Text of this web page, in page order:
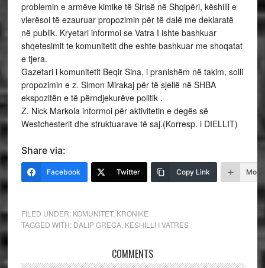
problemin e armëve kimike të Sirisë në Shqipëri, këshilli e
vlerësoi të ezauruar propozimin për të dalë me deklaratë
në publik. Kryetari informoi se Vatra I ishte bashkuar
shqetesimit te komunitetit dhe eshte bashkuar me shoqatat
e tjera.
Gazetari i komunitetit Beqir Sina, i pranishëm në takim, solli
propozimin e z. Simon Mirakaj për të sjellë në SHBA
ekspozitën e të përndjekurëve politik .
Z. Nick Markola informoi për aktivitetin e degës së
Westchesterit dhe struktuarave të saj.(Korresp. i DIELLIT)
Share via:
Facebook Twitter Copy Link More
FILED UNDER: KOMUNITET, KRONIKE
TAGGED WITH: DALIP GRECA, KESHILLI I VATRES
COMMENTS